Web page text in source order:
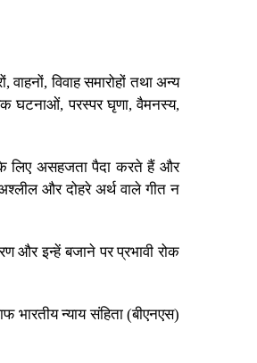
विवाह समारोहों तथा अन्य
घटनाओं, परस्पर घृणा, वैमनस्य,
के लिए असहजता पैदा करते हैं और
और दोहरे अर्थ वाले गीत न
और इन्हें बजाने पर प्रभावी रोक
भारतीय न्याय संहिता (बीएनएस)